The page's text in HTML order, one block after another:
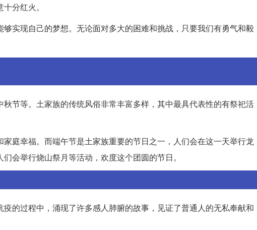
分红火。
实现自己的梦想。无论面对多大的困难和挑战，只要我们有勇气和毅
节等。土家族的传统风俗非常丰富多样，其中最具代表性的有祭祀活
庭幸福。而端午节是土家族重要的节日之一，人们会在这一天举行龙
会举行烧山祭月等活动，欢度这个团圆的节日。
的过程中，涌现了许多感人肺腑的故事，见证了普通人的无私奉献和